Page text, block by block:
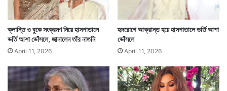
সেই ছোট্ট ছেলেটাই আগামী দিনে হলিউডের সর্বকালের অন্যতম
সেরা অভিনেতা হয়ে ওঠেন। নিকোলাস কেজকে চেনেন না এমন
মানুষের সংখ্যা বিশ্বজুড়ে যথেষ্ট কম।
ক্লান্তি ও বুকে সংক্রমণ নিয়ে হাসপাতালে
ভর্তি আশা ভোঁসলে, জানালেন তাঁর নাতনি
April 11, 2026
হৃদরোগে আক্রান্ত হয়ে হাসপাতালে ভর্তি আশা
ভোঁসলে
April 11, 2026